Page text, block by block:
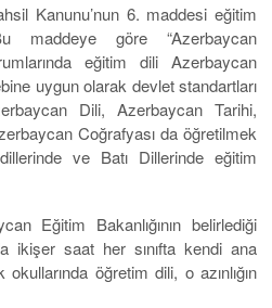
Kanunu’nun 6. maddesi eğitim
maddeye göre “Azerbaycan
eğitim dili Azerbaycan
uygun olarak devlet standartları
Dili, Azerbaycan Tarihi,
Coğrafyası da öğretilmek
dillerinde ve Batı Dillerinde eğitim
Eğitim Bakanlığının belirlediği
ikişer saat her sınıfta kendi ana
okullarında öğretim dili, o azınlığın